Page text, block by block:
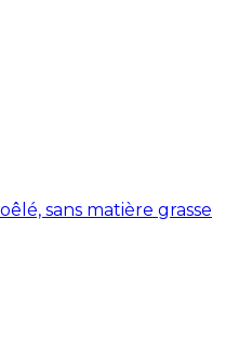
sans matière grasse